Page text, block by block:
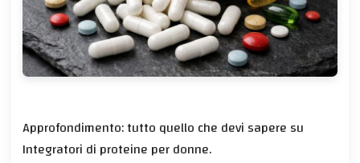
Approfondimento: tutto quello che devi sapere su
Integratori di proteine per donne.